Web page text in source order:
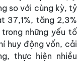
so với cùng kỳ, tỷ
37,1%, tăng 2,3%
những yếu tố
huy động vốn, cải
thực hiện nhiều